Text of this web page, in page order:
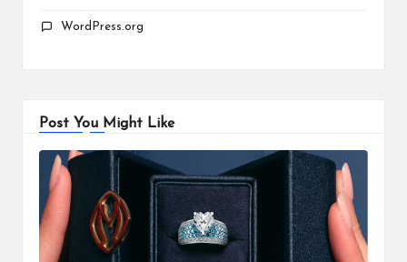
WordPress.org
Post You Might Like